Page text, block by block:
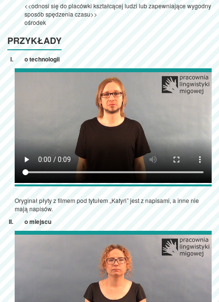
<<odnosi się do placówki kształcącej ludzi lub zapewniające wygodny
sposób spędzenia czasu>>
ośrodek
PRZYKŁADY
o technologii
Oryginał płyty z filmem pod tytułem „Katyń” jest z napisami, a inne nie
mają napisów.
o miejscu